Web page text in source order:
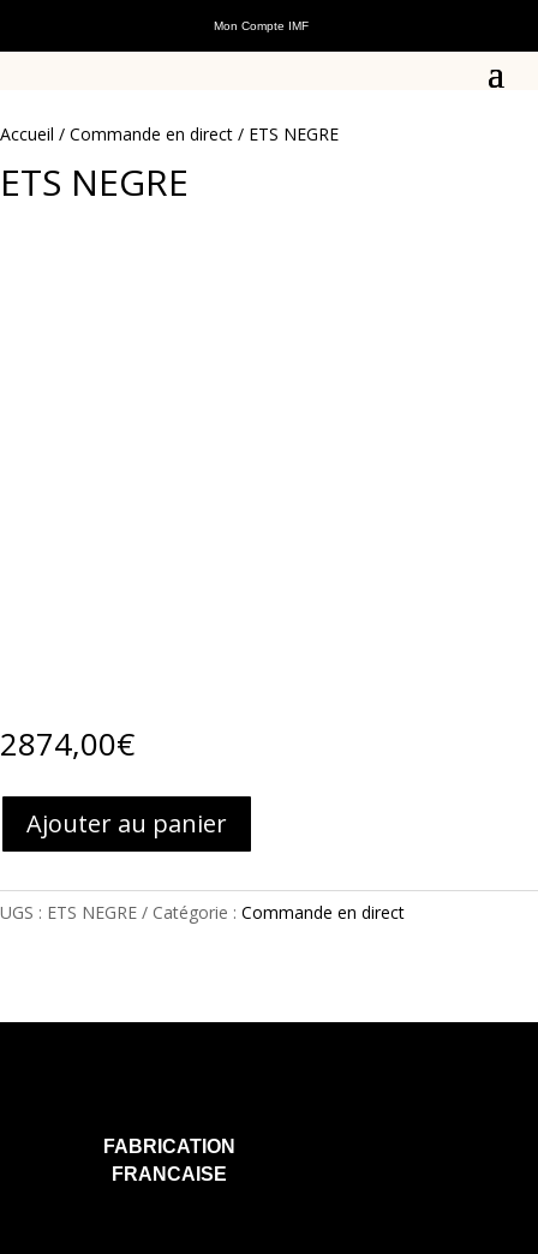
Mon Compte IMF
Accueil / Commande en direct / ETS NEGRE
ETS NEGRE
2874,00€
Ajouter au panier
UGS : ETS NEGRE Catégorie : Commande en direct
FABRICATION
FRANCAISE